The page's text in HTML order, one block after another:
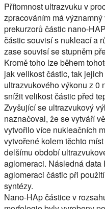
Přítomnost ultrazvuku v
zpracováním má
prekurzorů částic nano-
částic souvisí s nukleací a
zase souvisí se stupněm
Kromě toho lze během
jak velikost částic, tak
ultrazvukového výkonu z 0
snížit velikost částic před
Zvyšující se ultrazvukový
naznačoval, že se vytváří
vytvořilo více nukleačních
vytvořené kolem těchto
delšímu období
aglomeraci. Následná
aglomeraci částic při
syntézy.
Nano-HAp částice v